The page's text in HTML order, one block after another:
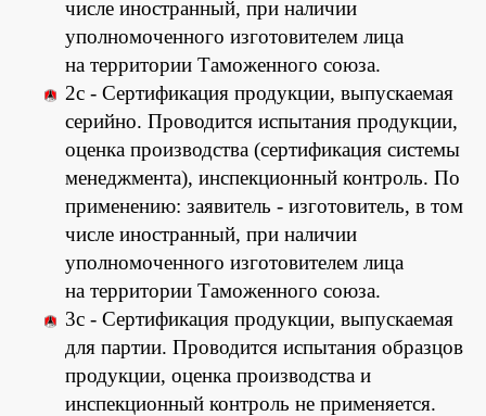
числе иностранный, при наличии
уполномоченного изготовителем лица
на территории Таможенного союза.
2с - Сертификация продукции, выпускаемая
серийно. Проводится испытания продукции,
оценка производства (сертификация системы
менеджмента), инспекционный контроль. По
применению: заявитель - изготовитель, в том
числе иностранный, при наличии
уполномоченного изготовителем лица
на территории Таможенного союза.
3с - Сертификация продукции, выпускаемая
для партии. Проводится испытания образцов
продукции, оценка производства и
инспекционный контроль не применяется.